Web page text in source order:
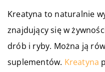
Kreatyna to naturalnie
znajdujący się w
drób i ryby. Można ją
suplementów. Kreatyna